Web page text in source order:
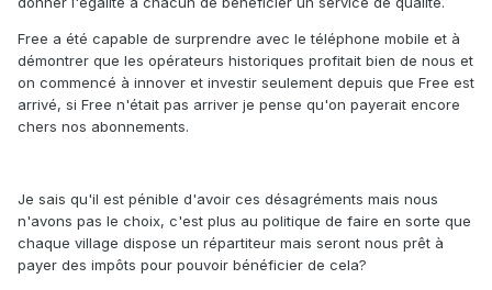
Free a été capable de surprendre avec le téléphone mobile et à
démontrer que les opérateurs historiques profitait bien de nous et
on commencé à innover et investir seulement depuis que Free est
arrivé, si Free n'était pas arriver je pense qu'on payerait encore
chers nos abonnements.
Je sais qu'il est pénible d'avoir ces désagréments mais nous
n'avons pas le choix, c'est plus au politique de faire en sorte que
chaque village dispose un répartiteur mais seront nous prêt à
payer des impôts pour pouvoir bénéficier de cela?